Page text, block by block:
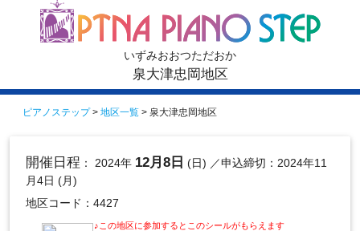
いずみおおつただおか
泉大津忠岡地区
ピアノステップ> 地区一覧 > 泉大津忠岡地区
開催日程 ： 2024年 12月8日 (日) ／申込締切：2024年11
月4日 (月)
地区コード：4427
♪この地区に参加するとこのシールがもらえます